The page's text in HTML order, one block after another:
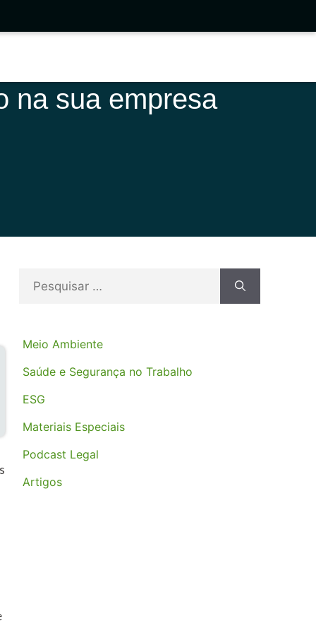
na sua empresa
Meio Ambiente
Saúde e Segurança no Trabalho
ESG
Materiais Especiais
Podcast Legal
Artigos